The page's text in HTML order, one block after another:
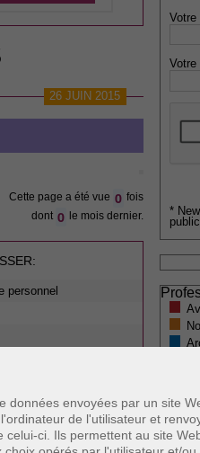
données envoyées par un site
de l'utilisateur et
ci. Ils permettent au site
26 JUIN 2015
Cette page a été vue 0 fois
dont 0 le mois dernier.
personnel
Votre
Votre
*